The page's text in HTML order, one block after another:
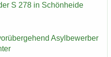
S 278 in Schön­hei­de
Asyl­be­wer­ber